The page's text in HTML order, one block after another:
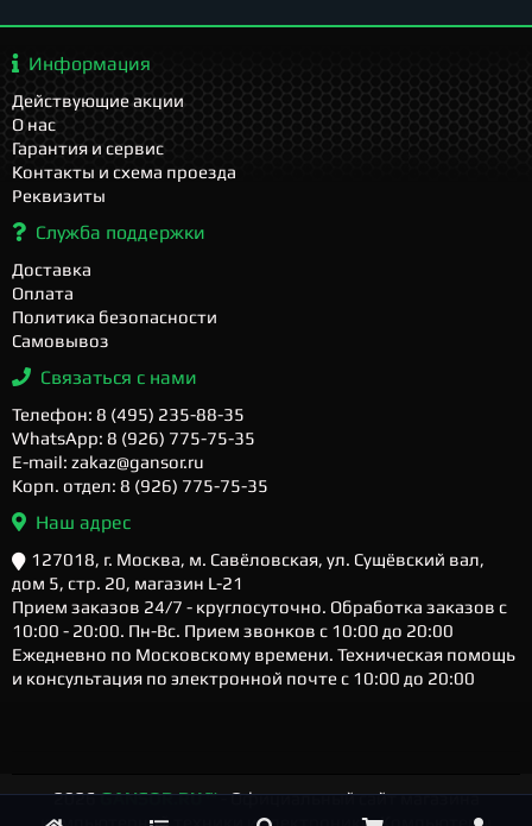
Информация
Действующие акции
О нас
Гарантия и сервис
Контакты и схема проезда
Реквизиты
Служба поддержки
Доставка
Оплата
Политика безопасности
Самовывоз
Связаться с нами
Телефон: 8 (495) 235-88-35
WhatsApp: 8 (926) 775-75-35
E-mail: zakaz@gansor.ru
Корп. отдел: 8 (926) 775-75-35
Наш адрес
127018, г. Москва, м. Савёловская, ул. Сущёвский вал,
дом 5, стр. 20, магазин L-21
Прием заказов 24/7 - круглосуточно. Обработка заказов с
10:00 - 20:00. Пн-Вс. Прием звонков с 10:00 до 20:00
Ежедневно по Московскому времени. Техническая помощь
и консультация по электронной почте с 10:00 до 20:00
2026GANSOR.RU ™- Официальный сайт магазина
компьютерной техники и электроники. Компьютеры